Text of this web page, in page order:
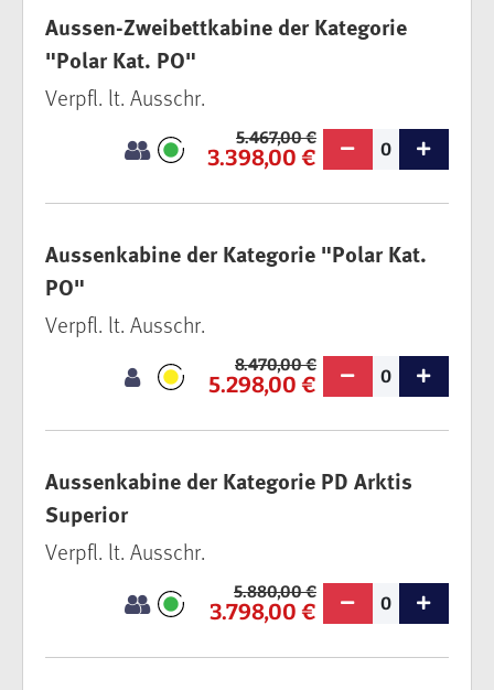
Aussen-Zweibettkabine der Kategorie
"Polar Kat. PO"
5.467,00 €
3.398,00 € 0
Verpfl. lt. Ausschr.
Aussenkabine der Kategorie "Polar Kat.
PO"
8.470,00 €
5.298,00 € 0
Verpfl. lt. Ausschr.
Aussenkabine der Kategorie PD Arktis
Superior
5.880,00 €
3.798,00 € 0
Verpfl. lt. Ausschr.